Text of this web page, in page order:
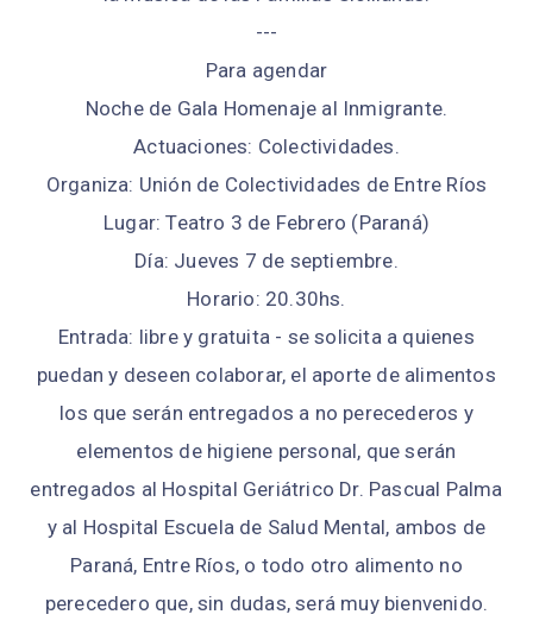
---
Para agendar
Noche de Gala Homenaje al Inmigrante.
Actuaciones: Colectividades.
Organiza: Unión de Colectividades de Entre Ríos
Lugar: Teatro 3 de Febrero (Paraná)
Día: Jueves 7 de septiembre.
Horario: 20.30hs.
Entrada: libre y gratuita - se solicita a quienes
puedan y deseen colaborar, el aporte de alimentos
los que serán entregados a no perecederos y
elementos de higiene personal, que serán
entregados al Hospital Geriátrico Dr. Pascual Palma
y al Hospital Escuela de Salud Mental, ambos de
Paraná, Entre Ríos, o todo otro alimento no
perecedero que, sin dudas, será muy bienvenido.